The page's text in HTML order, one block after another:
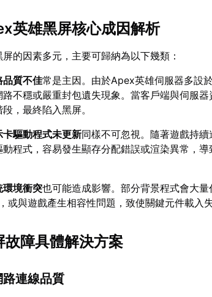
英雄黑屏核心成因解析
的因素多元，主要可歸納為以下幾類：
品質不佳常是主因。由於Apex英雄伺服器多設
路不穩或嚴重封包遺失現象。當客戶端與伺服
，最終陷入黑屏。
卡驅動程式未更新同樣不可忽視。隨著遊戲持
動程式，容易發生顯存分配錯誤或渲染異常，
環境衝突也可能造成影響。部分背景程式會大
或與遊戲產生相容性問題，致使關鍵元件載入
故障具體解決方案
路連線品質